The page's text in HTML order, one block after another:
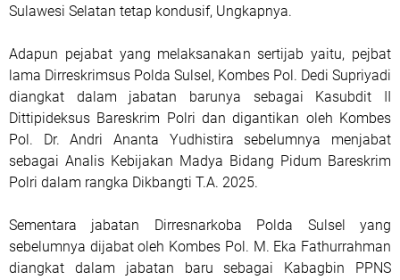
Sulawesi Selatan tetap kondusif, Ungkapnya.
Adapun pejabat yang melaksanakan sertijab yaitu, pejbat
lama Dirreskrimsus Polda Sulsel, Kombes Pol. Dedi Supriyadi
diangkat dalam jabatan barunya sebagai Kasubdit II
Dittipideksus Bareskrim Polri dan digantikan oleh Kombes
Pol. Dr. Andri Ananta Yudhistira sebelumnya menjabat
sebagai Analis Kebijakan Madya Bidang Pidum Bareskrim
Polri dalam rangka Dikbangti T.A. 2025.
Sementara jabatan Dirresnarkoba Polda Sulsel yang
sebelumnya dijabat oleh Kombes Pol. M. Eka Fathurrahman
diangkat dalam jabatan baru sebagai Kabagbin PPNS